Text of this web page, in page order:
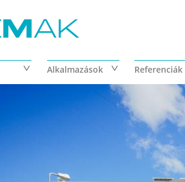
Alkalmazások Referenciák